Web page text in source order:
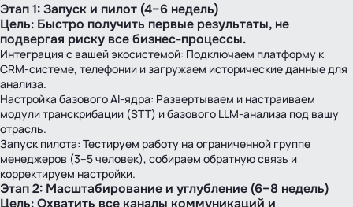
Этап 1: Запуск и пилот (4–6 недель)
Цель: Быстро получить первые результаты, не
подвергая риску все бизнес-процессы.
Интеграция с вашей экосистемой: Подключаем платформу к
CRM‑системе, телефонии и загружаем исторические данные для
анализа.
Настройка базового AI‑ядра: Развертываем и настраиваем
модули транскрибации (STT) и базового LLM‑анализа под вашу
отрасль.
Запуск пилота: Тестируем работу на ограниченной группе
менеджеров (3–5 человек), собираем обратную связь и
корректируем настройки.
Этап 2: Масштабирование и углубление (6–8 недель)
Цель: Охватить все каналы коммуникаций и